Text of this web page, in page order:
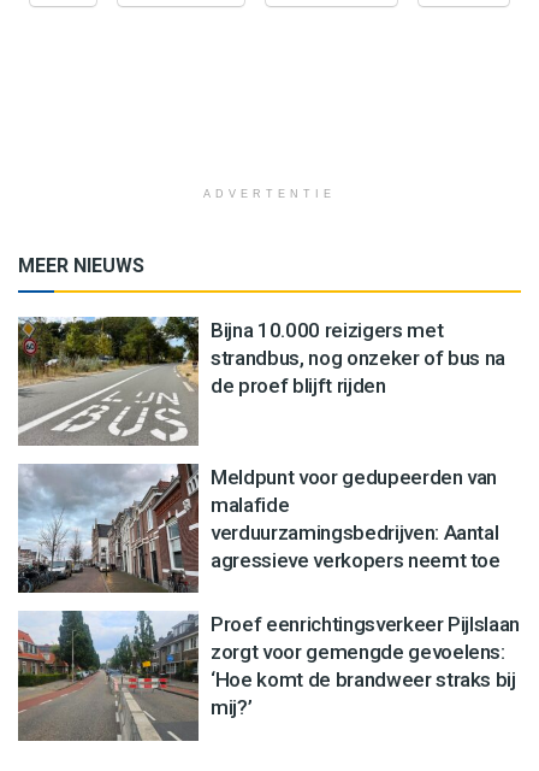
ADVERTENTIE
MEER NIEUWS
Bijna 10.000 reizigers met
strandbus, nog onzeker of bus na
de proef blijft rijden
Meldpunt voor gedupeerden van
malafide
verduurzamingsbedrijven: Aantal
agressieve verkopers neemt toe
Proef eenrichtingsverkeer Pijlslaan
zorgt voor gemengde gevoelens:
‘Hoe komt de brandweer straks bij
mij?’